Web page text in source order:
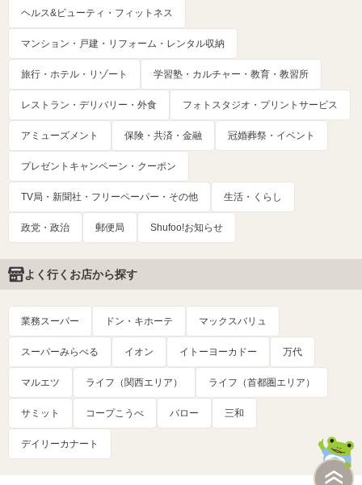
ヘルス&ビューティ・フィットネス
マンション・戸建・リフォーム・レンタル収納
旅行・ホテル・リゾート 学習塾・カルチャー・教育・教習所
レストラン・デリバリー・外食 フォトスタジオ・プリントサービス
アミューズメント 保険・共済・金融 冠婚葬祭・イベント
プレゼントキャンペーン・クーポン
TV局・新聞社・フリーペーパー・その他 生活・くらし
政党・政治 郵便局 Shufoo!お知らせ
よく行くお店から探す
業務スーパー ドン・キホーテ マックスバリュ
スーパーみらべる イオン イトーヨーカドー 万代
マルエツ ライフ（関西エリア） ライフ（首都圏エリア）
サミット コープこうべ バロー 三和
デイリーカナート